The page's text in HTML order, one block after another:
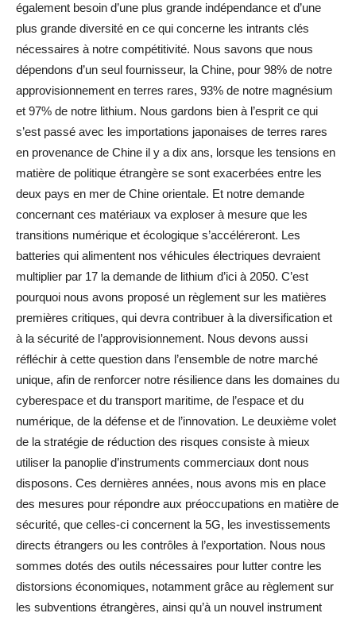
également besoin d’une plus grande indépendance et d’une
plus grande diversité en ce qui concerne les intrants clés
nécessaires à notre compétitivité. Nous savons que nous
dépendons d’un seul fournisseur, la Chine, pour 98% de notre
approvisionnement en terres rares, 93% de notre magnésium
et 97% de notre lithium. Nous gardons bien à l’esprit ce qui
s’est passé avec les importations japonaises de terres rares
en provenance de Chine il y a dix ans, lorsque les tensions en
matière de politique étrangère se sont exacerbées entre les
deux pays en mer de Chine orientale. Et notre demande
concernant ces matériaux va exploser à mesure que les
transitions numérique et écologique s’accéléreront. Les
batteries qui alimentent nos véhicules électriques devraient
multiplier par 17 la demande de lithium d’ici à 2050. C’est
pourquoi nous avons proposé un règlement sur les matières
premières critiques, qui devra contribuer à la diversification et
à la sécurité de l’approvisionnement. Nous devons aussi
réfléchir à cette question dans l’ensemble de notre marché
unique, afin de renforcer notre résilience dans les domaines du
cyberespace et du transport maritime, de l’espace et du
numérique, de la défense et de l’innovation. Le deuxième volet
de la stratégie de réduction des risques consiste à mieux
utiliser la panoplie d’instruments commerciaux dont nous
disposons. Ces dernières années, nous avons mis en place
des mesures pour répondre aux préoccupations en matière de
sécurité, que celles-ci concernent la 5G, les investissements
directs étrangers ou les contrôles à l’exportation. Nous nous
sommes dotés des outils nécessaires pour lutter contre les
distorsions économiques, notamment grâce au règlement sur
les subventions étrangères, ainsi qu’à un nouvel instrument